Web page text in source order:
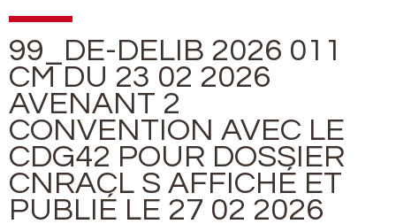
99_DE-DELIB 2026 011
CM DU 23 02 2026
AVENANT 2
CONVENTION AVEC LE
CDG42 POUR DOSSIER
CNRACL S AFFICHÉ ET
PUBLIÉ LE 27 02 2026